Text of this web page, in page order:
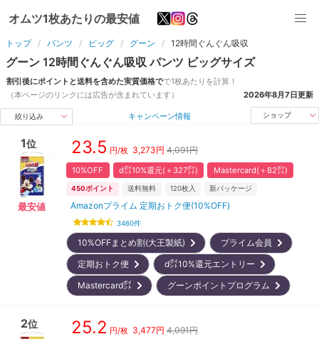
オムツ1枚あたりの最安値
トップ パンツ ビッグ グーン 12時間ぐんぐん吸収
グーン 12時間ぐんぐん吸収 パンツ ビッグサイズ
割引後にポイントと送料を含めた実質価格でで1枚あたりを計算！
（本ページのリンクには広告が含まれています）
2026年8月7日更新
絞り込み キャンペーン情報 ショップ
1位
最安値
23.5 円/枚 3,273円 4,091円
10%OFF d㌽10%還元(＋327㌽) Mastercard(＋82㌽)
450ポイント 送料無料 120枚入 新パッケージ
Amazonプライム 定期おトク便(10%OFF)
3460件
10%OFFまとめ割(大王製紙)
プライム会員
定期おトク便
d㌽10%還元エントリー
Mastercard㌽
グーンポイントプログラム
2位 25.2 円/枚 3,477円 4,091円